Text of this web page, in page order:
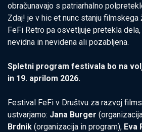
obračunavajo s patriarhalno
Zdaj! je v hic et nunc stanju filmskega
FeFi Retro pa osvetljuje pretekla
nevidna in nevidena ali pozabljena.
Spletni program festivala bo na
in 19. aprilom 2026.
Festival FeFi v Društvu za razvoj
ustvarjamo: Jana Burger
Brdnik (organizacija in program), Eva